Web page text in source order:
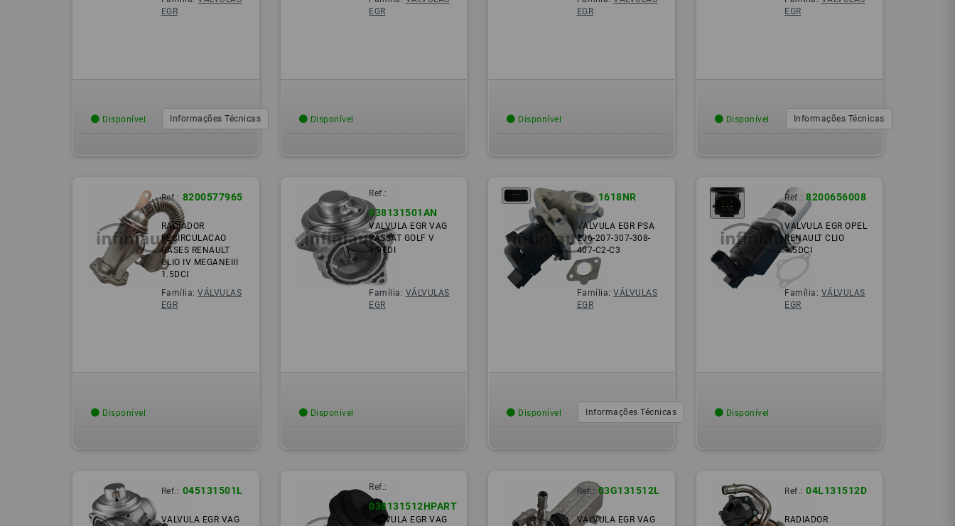
EGR
Disponível Informações Técnicas
EGR
Disponível
EGR
Disponível
EGR
Disponível Informações Técnicas
Ref.: 8200577965
RADIADOR
RECIRCULACAO
GASES RENAULT
CLIO IV MEGANEIII
1.5DCI
Família:VÁLVULAS
EGR
Disponível
Ref.:
038131501AN
VALVULA EGR VAG
PASSAT GOLF V
1.9TDI
Família: VÁLVULAS
EGR
Disponível
Ref.: 1618NR
VALVULA EGR PSA
206-207-307-308-
407-C2-C3
Família:VÁLVULAS
EGR
Disponível Informações Técnicas
Ref.: 8200656008
VALVULA EGR OPEL
RENAULT CLIO
1.5DCI
Família: VÁLVULAS
EGR
Disponível
Ref.: 045131501L
VALVULA EGR VAG
Ref.:
038131512HPART
VALVULA EGR VAG
Ref.: 03G131512L
VALVULA EGR VAG
Ref.: 04L131512D
RADIADOR